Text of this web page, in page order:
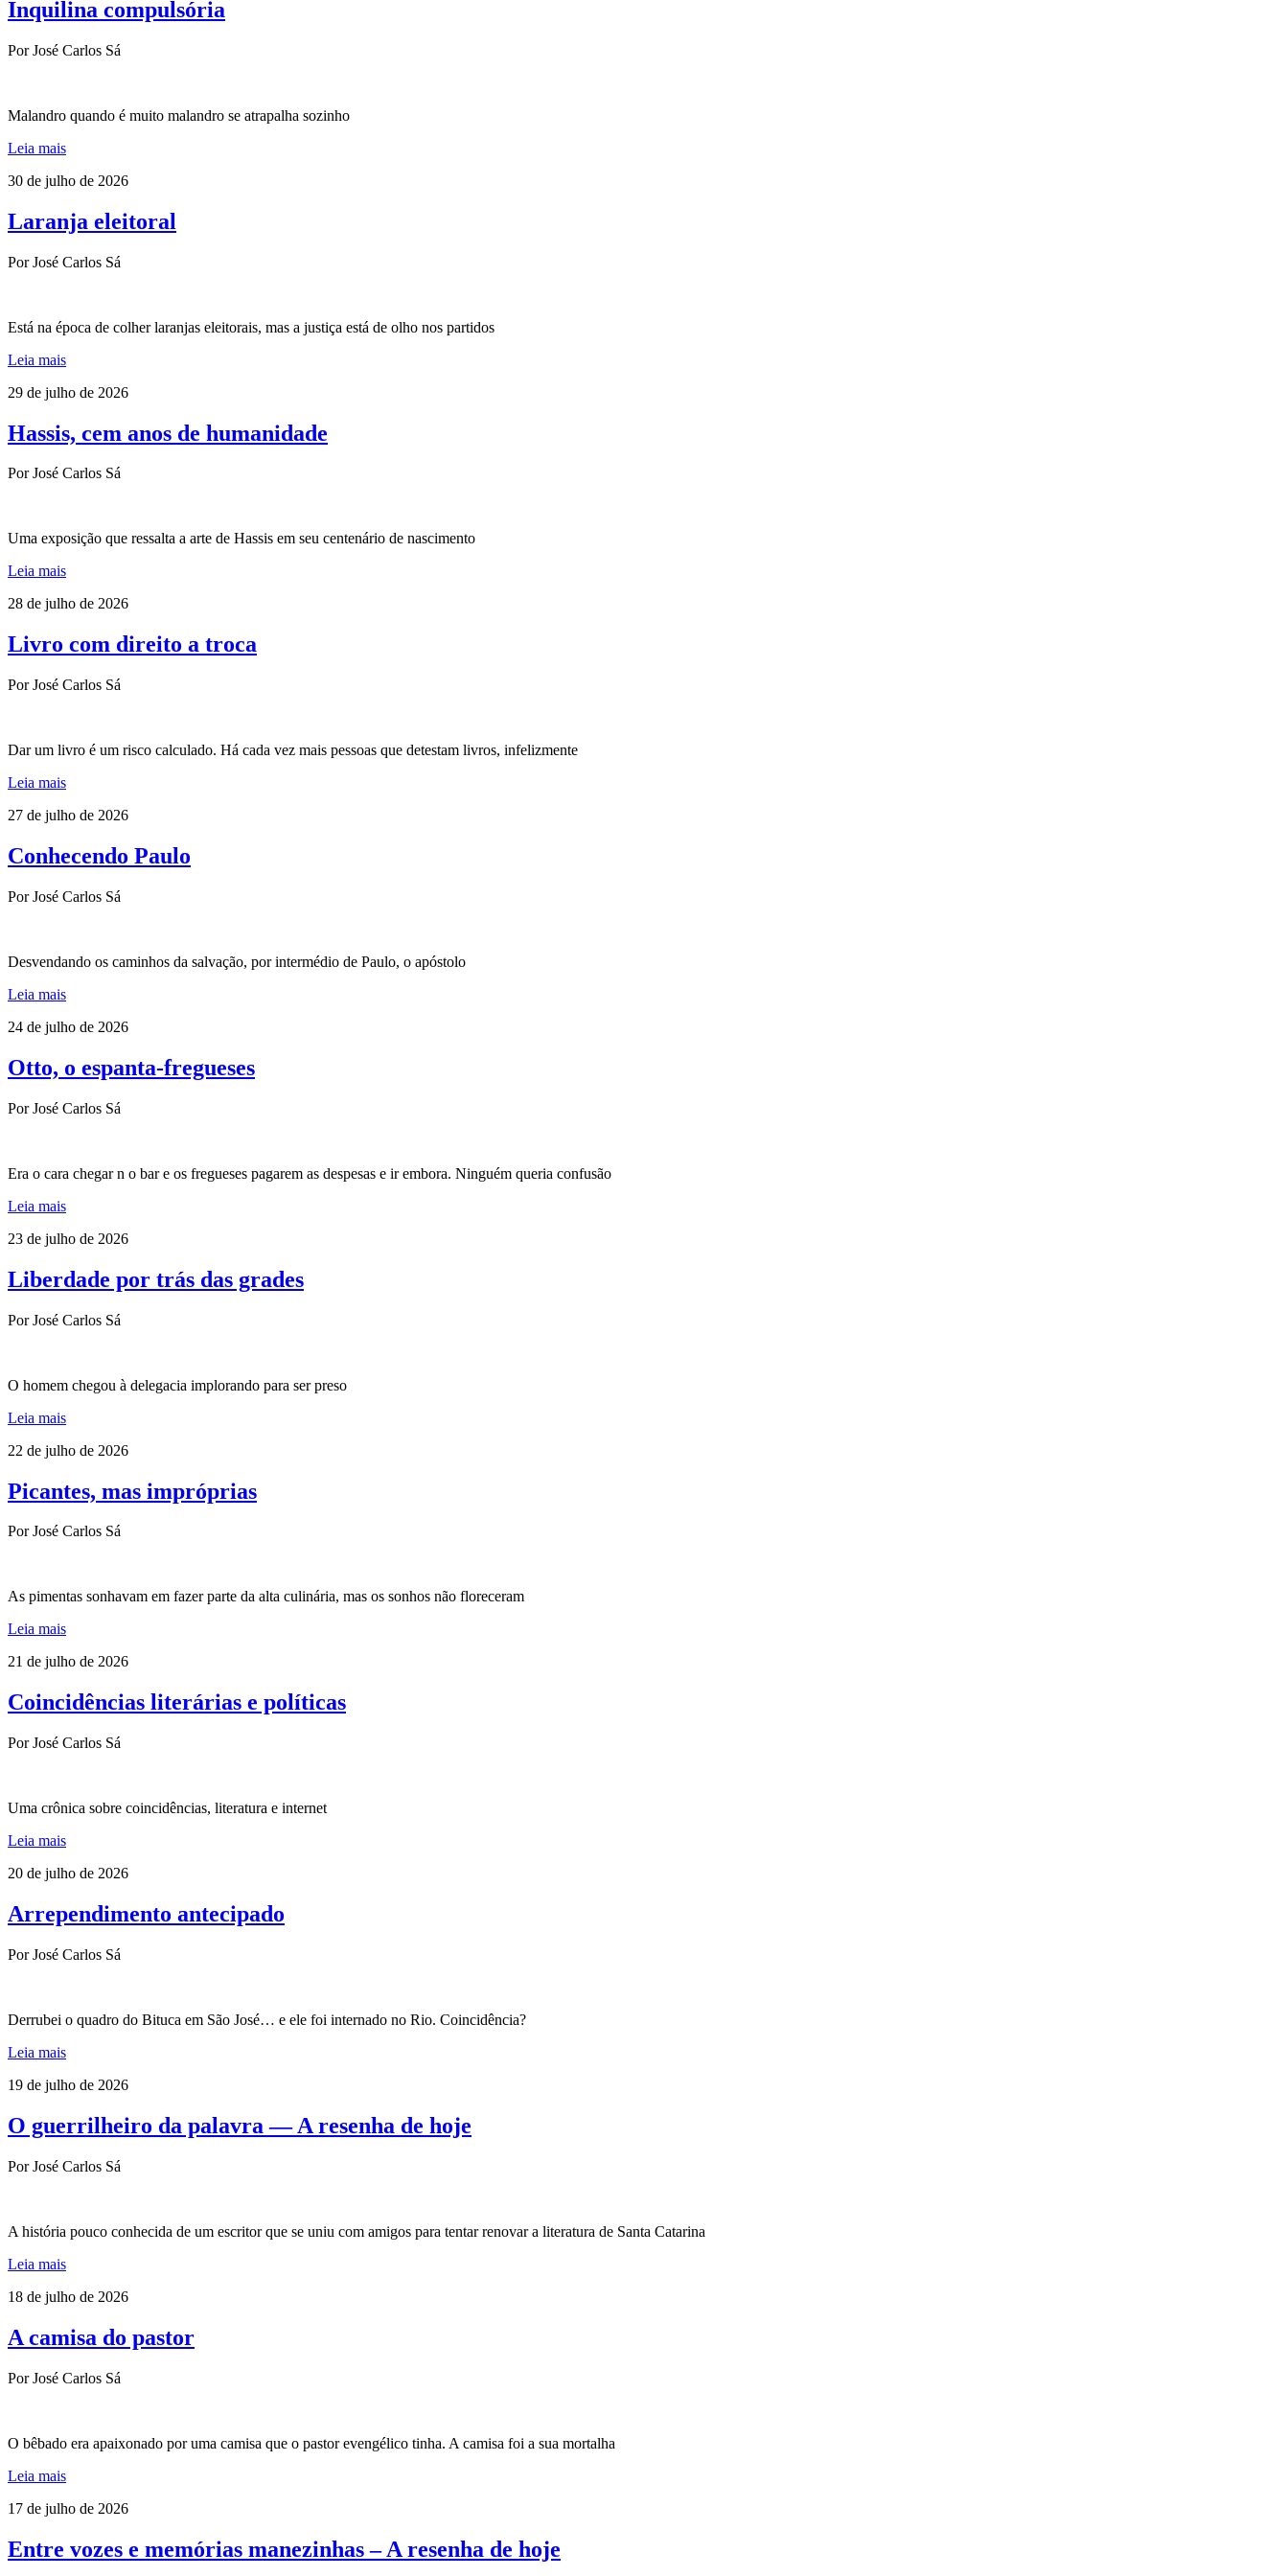
Inquilina compulsória
Por José Carlos Sá
Malandro quando é muito malandro se atrapalha sozinho
Leia mais
30 de julho de 2026
Laranja eleitoral
Por José Carlos Sá
Está na época de colher laranjas eleitorais, mas a justiça está de olho nos partidos
Leia mais
29 de julho de 2026
Hassis, cem anos de humanidade
Por José Carlos Sá
Uma exposição que ressalta a arte de Hassis em seu centenário de nascimento
Leia mais
28 de julho de 2026
Livro com direito a troca
Por José Carlos Sá
Dar um livro é um risco calculado. Há cada vez mais pessoas que detestam livros, infelizmente
Leia mais
27 de julho de 2026
Conhecendo Paulo
Por José Carlos Sá
Desvendando os caminhos da salvação, por intermédio de Paulo, o apóstolo
Leia mais
24 de julho de 2026
Otto, o espanta-fregueses
Por José Carlos Sá
Era o cara chegar n o bar e os fregueses pagarem as despesas e ir embora. Ninguém queria confusão
Leia mais
23 de julho de 2026
Liberdade por trás das grades
Por José Carlos Sá
O homem chegou à delegacia implorando para ser preso
Leia mais
22 de julho de 2026
Picantes, mas impróprias
Por José Carlos Sá
As pimentas sonhavam em fazer parte da alta culinária, mas os sonhos não floreceram
Leia mais
21 de julho de 2026
Coincidências literárias e políticas
Por José Carlos Sá
Uma crônica sobre coincidências, literatura e internet
Leia mais
20 de julho de 2026
Arrependimento antecipado
Por José Carlos Sá
Derrubei o quadro do Bituca em São José… e ele foi internado no Rio. Coincidência?
Leia mais
19 de julho de 2026
O guerrilheiro da palavra — A resenha de hoje
Por José Carlos Sá
A história pouco conhecida de um escritor que se uniu com amigos para tentar renovar a literatura de Santa Catarina
Leia mais
18 de julho de 2026
A camisa do pastor
Por José Carlos Sá
O bêbado era apaixonado por uma camisa que o pastor evengélico tinha. A camisa foi a sua mortalha
Leia mais
17 de julho de 2026
Entre vozes e memórias manezinhas – A resenha de hoje